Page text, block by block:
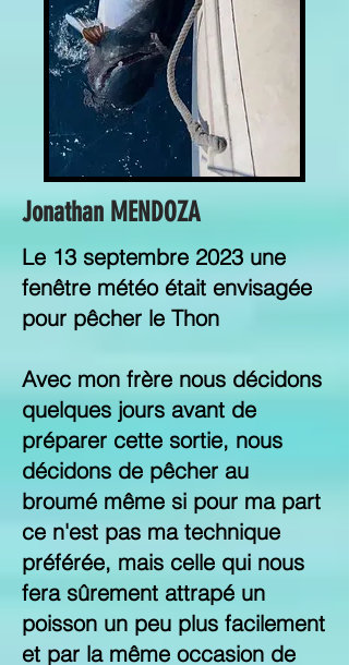
Jonathan MENDOZA
Le 13 septembre 2023 une
fenêtre météo était envisagée
pour pêcher le Thon
Avec mon frère nous décidons
quelques jours avant de
préparer cette sortie, nous
décidons de pêcher au
broumé même si pour ma part
ce n'est pas ma technique
préférée, mais celle qui nous
fera sûrement attrapé un
poisson un peu plus facilement
et par la même occasion de